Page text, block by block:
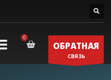
ОБРАТНАЯ
СВЯЗЬ